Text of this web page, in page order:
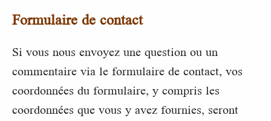
Formulaire de contact
Si vous nous envoyez une question ou un
commentaire via le formulaire de contact, vos
coordonnées du formulaire, y compris les
coordonnées que vous y avez fournies, seront